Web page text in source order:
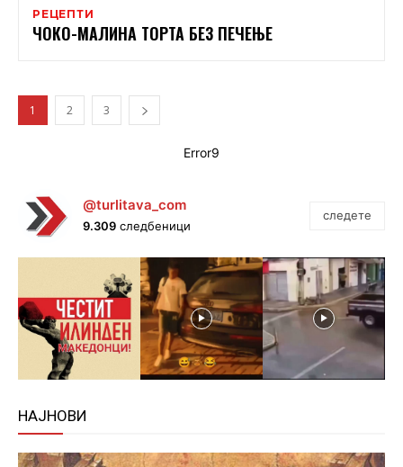
РЕЦЕПТИ
ЧОКО-МАЛИНА ТОРТА БЕЗ ПЕЧЕЊЕ
1 2 3
Error9
@turlitava_com
9.309 следбеници
следете
НАЈНОВИ